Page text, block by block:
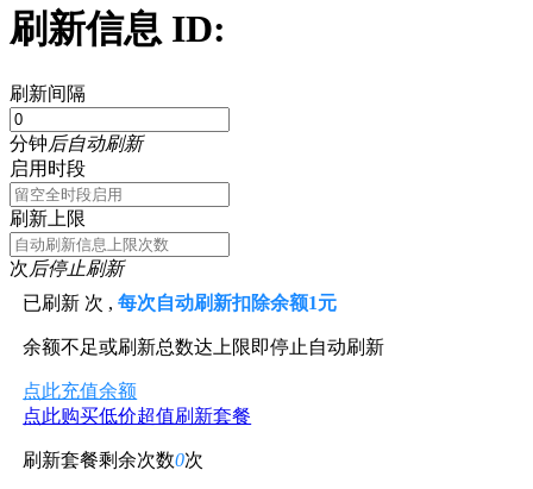
刷新信息 ID:
刷新间隔
分钟后自动刷新
启用时段
刷新上限
次后停止刷新
已刷新 次 ,每次自动刷新扣除余额1元
余额不足或刷新总数达上限即停止自动刷新
点此充值余额
点此购买低价超值刷新套餐
刷新套餐剩余次数0次